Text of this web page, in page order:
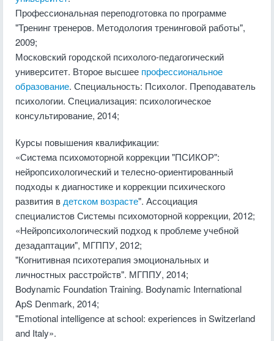
Профессиональная переподготовка по программе
"Тренинг тренеров. Методология тренинговой работы",
2009;
Московский городской психолого-педагогический
университет. Второе высшее профессиональное
образование. Специальность: Психолог. Преподаватель
психологии. Специализация: психологическое
консультирование, 2014;
Курсы повышения квалификации:
«Система психомоторной коррекции "ПСИКОР":
нейропсихологический и телесно-ориентированный
подходы к диагностике и коррекции психического
развития в детском возрасте". Ассоциация
специалистов Системы психомоторной коррекции, 2012;
«Нейропсихологический подход к проблеме учебной
дезадаптации", МГППУ, 2012;
"Когнитивная психотерапия эмоциональных и
личностных расстройств". МГППУ, 2014;
Bodynamic Foundation Training. Bodynamic International
ApS Denmark, 2014;
"Emotional intelligence at school: experiences in Switzerland
and Italy».